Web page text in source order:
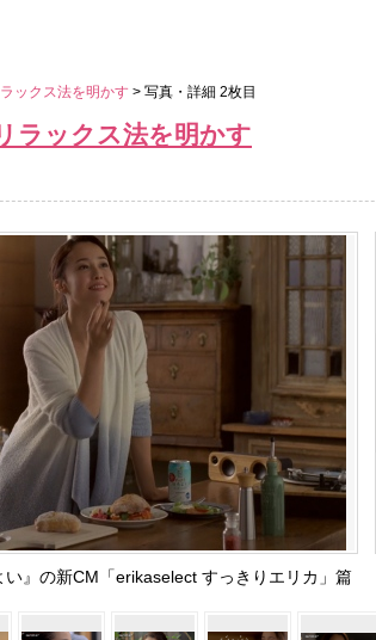
ックス法を明かす > 写真・詳細 2枚目
ラックス法を明かす
』の新CM「erikaselect すっきりエリカ」篇